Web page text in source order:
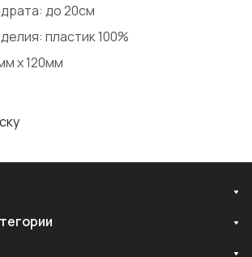
до 20cм
пластик 100%
x 120мм